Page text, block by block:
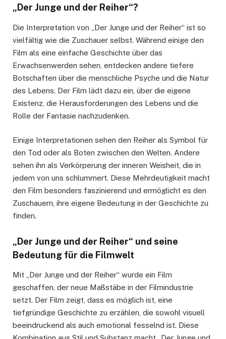
„Der Junge und der Reiher“?
Die Interpretation von „Der Junge und der Reiher“ ist so
vielfältig wie die Zuschauer selbst. Während einige den
Film als eine einfache Geschichte über das
Erwachsenwerden sehen, entdecken andere tiefere
Botschaften über die menschliche Psyche und die Natur
des Lebens. Der Film lädt dazu ein, über die eigene
Existenz, die Herausforderungen des Lebens und die
Rolle der Fantasie nachzudenken.
Einige Interpretationen sehen den Reiher als Symbol für
den Tod oder als Boten zwischen den Welten. Andere
sehen ihn als Verkörperung der inneren Weisheit, die in
jedem von uns schlummert. Diese Mehrdeutigkeit macht
den Film besonders faszinierend und ermöglicht es den
Zuschauern, ihre eigene Bedeutung in der Geschichte zu
finden.
„Der Junge und der Reiher“ und seine
Bedeutung für die Filmwelt
Mit „Der Junge und der Reiher“ wurde ein Film
geschaffen, der neue Maßstäbe in der Filmindustrie
setzt. Der Film zeigt, dass es möglich ist, eine
tiefgründige Geschichte zu erzählen, die sowohl visuell
beeindruckend als auch emotional fesselnd ist. Diese